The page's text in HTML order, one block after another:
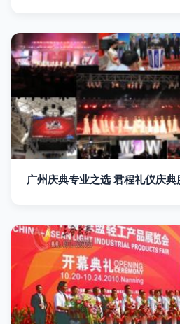
广州庆典专业之选 君程礼仪庆